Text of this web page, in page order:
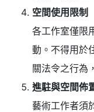
空間使用限制
各工作室僅限
動。不得用於
關法令之行為
進駐與空間佈
藝術工作者須